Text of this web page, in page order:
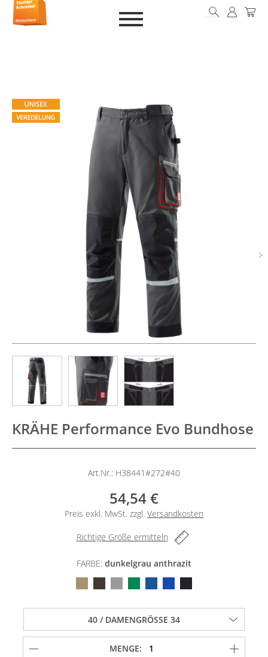
KRÄHE Performance Evo Bundhose
Art.Nr.: H38441#272#40
54,54 €
Preis exkl. MwSt. zzgl. Versandkosten
Richtige Größe ermitteln
FARBE: dunkelgrau anthrazit
MENGE: